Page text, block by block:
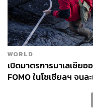
WORLD
เปิดมาตรการมาเลเซีย
FOMO ในโซเชียลฯ จน